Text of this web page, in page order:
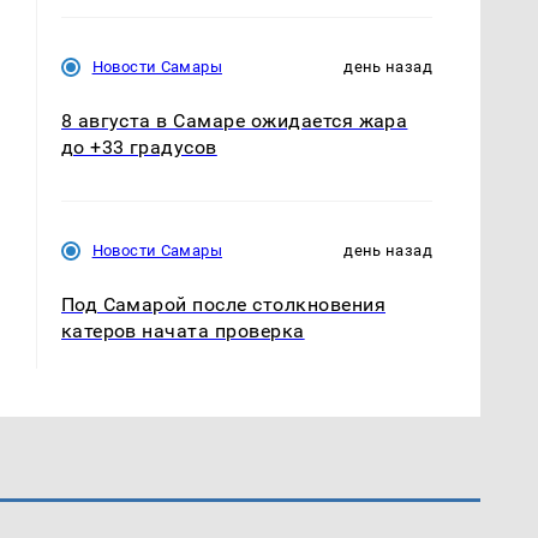
Новости Самары день назад
8 августа в Самаре ожидается жара
до +33 градусов
Новости Самары день назад
Под Самарой после столкновения
катеров начата проверка